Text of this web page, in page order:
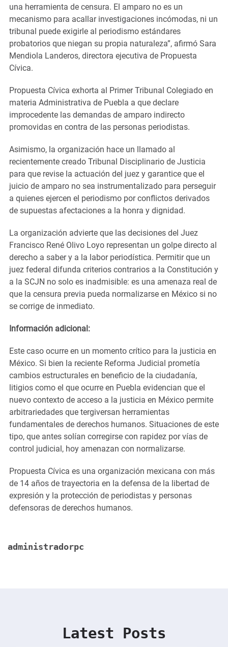
una herramienta de censura. El amparo no es un
mecanismo para acallar investigaciones incómodas, ni un
tribunal puede exigirle al periodismo estándares
probatorios que niegan su propia naturaleza”, afirmó Sara
Mendiola Landeros, directora ejecutiva de Propuesta
Cívica.
Propuesta Cívica exhorta al Primer Tribunal Colegiado en
materia Administrativa de Puebla a que declare
improcedente las demandas de amparo indirecto
promovidas en contra de las personas periodistas.
Asimismo, la organización hace un llamado al
recientemente creado Tribunal Disciplinario de Justicia
para que revise la actuación del juez y garantice que el
juicio de amparo no sea instrumentalizado para perseguir
a quienes ejercen el periodismo por conflictos derivados
de supuestas afectaciones a la honra y dignidad.
La organización advierte que las decisiones del Juez
Francisco René Olivo Loyo representan un golpe directo al
derecho a saber y a la labor periodística. Permitir que un
juez federal difunda criterios contrarios a la Constitución y
a la SCJN no solo es inadmisible: es una amenaza real de
que la censura previa pueda normalizarse en México si no
se corrige de inmediato.
Información adicional:
Este caso ocurre en un momento crítico para la justicia en
México. Si bien la reciente Reforma Judicial prometía
cambios estructurales en beneficio de la ciudadanía,
litigios como el que ocurre en Puebla evidencian que el
nuevo contexto de acceso a la justicia en México permite
arbitrariedades que tergiversan herramientas
fundamentales de derechos humanos. Situaciones de este
tipo, que antes solían corregirse con rapidez por vías de
control judicial, hoy amenazan con normalizarse.
Propuesta Cívica es una organización mexicana con más
de 14 años de trayectoria en la defensa de la libertad de
expresión y la protección de periodistas y personas
defensoras de derechos humanos.
administradorpc
Latest Posts